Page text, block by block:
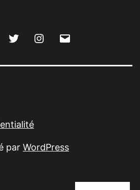
Twitter Instagram
par WordPress